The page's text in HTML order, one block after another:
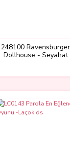
248100
Dollhouse - Seyahat